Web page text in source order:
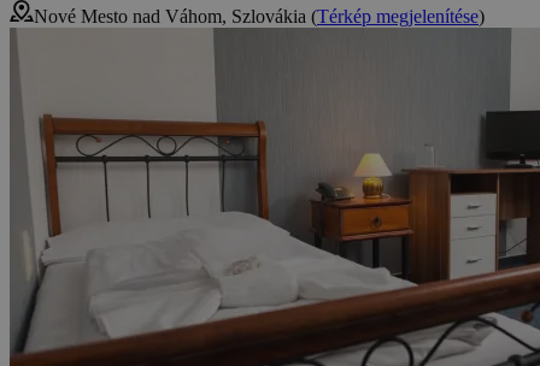
Nové Mesto nad Váhom, Szlovákia (Térkép megjelenítése)